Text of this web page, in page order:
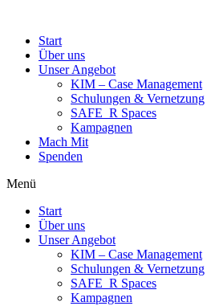
Start
Über uns
Unser Angebot
KIM – Case Management
Schulungen & Vernetzung
SAFE_R Spaces
Kampagnen
Mach Mit
Spenden
Menü
Start
Über uns
Unser Angebot
KIM – Case Management
Schulungen & Vernetzung
SAFE_R Spaces
Kampagnen